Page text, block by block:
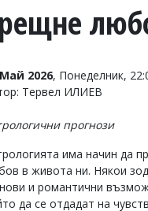
2026, Понеделник,
Тервел ИЛИЕВ
прогнози
има начин да
в живота ни. Някои
и романтични
да се отдадат на